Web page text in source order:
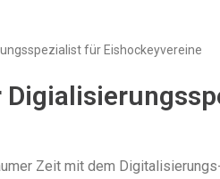
Zeit mit dem